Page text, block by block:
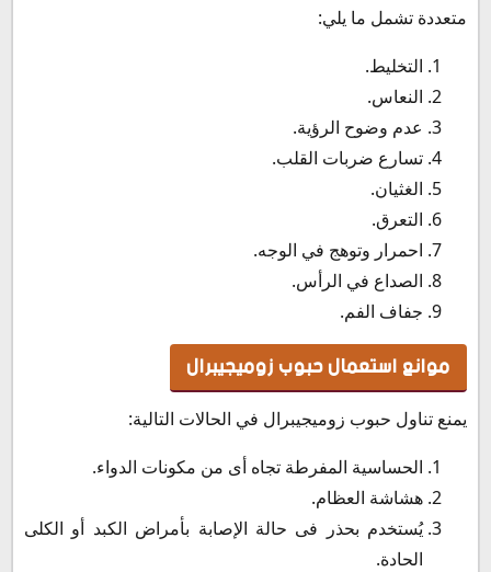
متعددة تشمل ما يلي:
التخليط.
النعاس.
عدم وضوح الرؤية.
تسارع ضربات القلب.
الغثيان.
التعرق.
احمرار وتوهج في الوجه.
الصداع في الرأس.
جفاف الفم.
موانع استعمال حبوب زوميجيبرال
يمنع تناول حبوب زوميجيبرال في الحالات التالية:
الحساسية المفرطة تجاه أى من مكونات الدواء.
هشاشة العظام.
يُستخدم بحذر فى حالة الإصابة بأمراض الكبد أو الكلى
الحادة.